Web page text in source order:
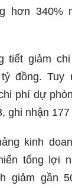
hơn 340%
tiết giảm
đồng. Tuy
phí dự
ghi nhận 177
kinh
tổng lợi
giảm gần